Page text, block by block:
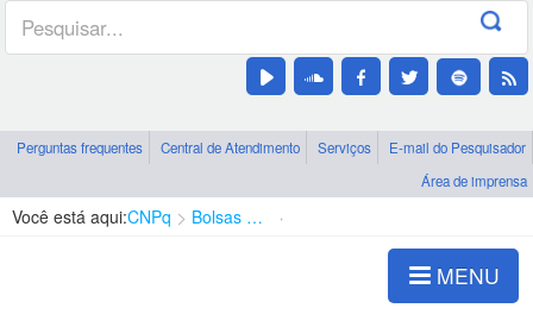
Perguntas frequentes Central de Atendimento Serviços
E-mail do Pesquisador
Área de imprensa
Você está aqui:CNPq Bolsas e Auxílios Vigentes
MENU